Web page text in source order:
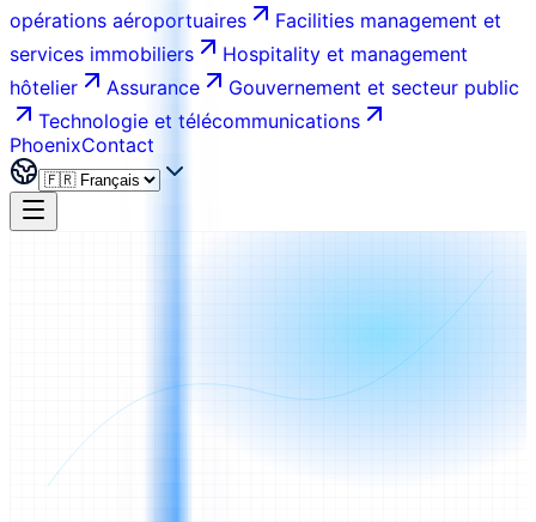
opérations aéroportuaires
Facilities management et
services immobiliers
Hospitality et management
hôtelier
Assurance
Gouvernement et secteur public
Technologie et télécommunications
PhoenixContact